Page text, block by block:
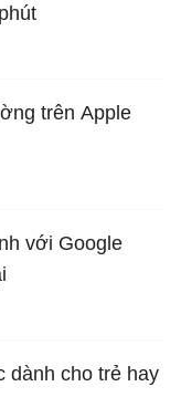
trên Apple
với Google
dành cho trẻ hay